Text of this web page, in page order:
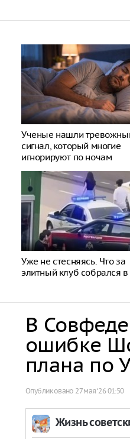
Ученые нашли
сигнал, который многие
игнорируют по ночам
Уже не стесняясь. Что за
элитный клуб собрался
В
ошибке
плана по
Опубликовано 27 мая ‘26 01:50
Жизнь